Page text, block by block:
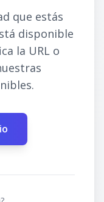
que estás
disponible
la URL o